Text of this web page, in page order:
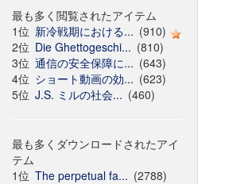
最も多く閲覧されたアイテム
1位 新冷戦期における... (910)
2位 Die Ghettogeschi... (810)
3位 通信の安全保障に... (643)
4位 ショート動画の効... (623)
5位 J.S. ミルの社会... (460)
最も多くダウンロードされたアイ
テム
1位 The perpetual fa... (2788)